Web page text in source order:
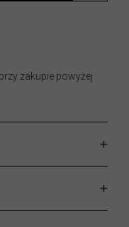
zakupie powyżej